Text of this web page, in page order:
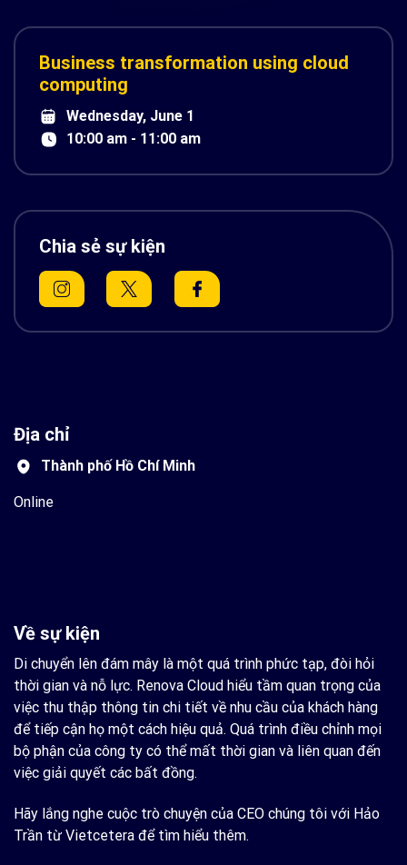
Business transformation using cloud
computing
Wednesday, June 1
10:00 am - 11:00 am
Chia sẻ sự kiện
Địa chỉ
Thành phố Hồ Chí Minh
Online
Về sự kiện
Di chuyển lên đám mây là một quá trình phức tạp, đòi hỏi
thời gian và nỗ lực. Renova Cloud hiểu tầm quan trọng của
việc thu thập thông tin chi tiết về nhu cầu của khách hàng
để tiếp cận họ một cách hiệu quả. Quá trình điều chỉnh mọi
bộ phận của công ty có thể mất thời gian và liên quan đến
việc giải quyết các bất đồng.
Hãy lắng nghe cuộc trò chuyện của CEO chúng tôi với Hảo
Trần từ Vietcetera để tìm hiểu thêm.